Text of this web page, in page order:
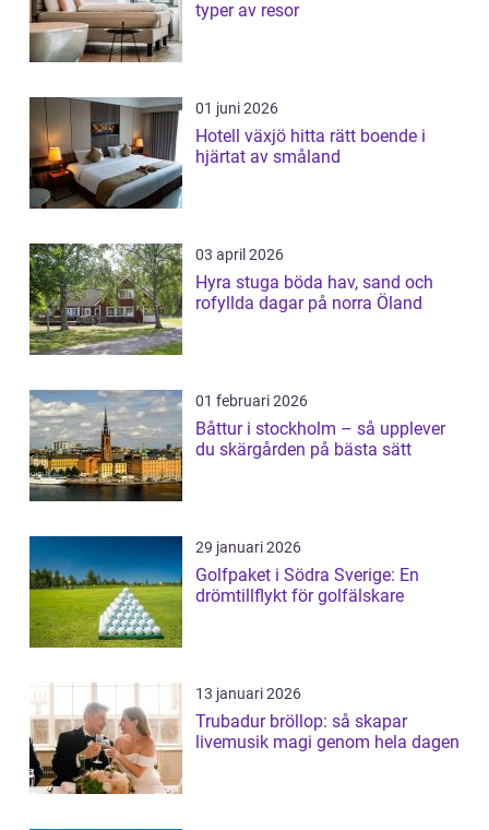
typer av resor
01 juni 2026
Hotell växjö hitta rätt boende i
hjärtat av småland
03 april 2026
Hyra stuga böda hav, sand och
rofyllda dagar på norra Öland
01 februari 2026
Båttur i stockholm – så upplever
du skärgården på bästa sätt
29 januari 2026
Golfpaket i Södra Sverige: En
drömtillflykt för golfälskare
13 januari 2026
Trubadur bröllop: så skapar
livemusik magi genom hela dagen